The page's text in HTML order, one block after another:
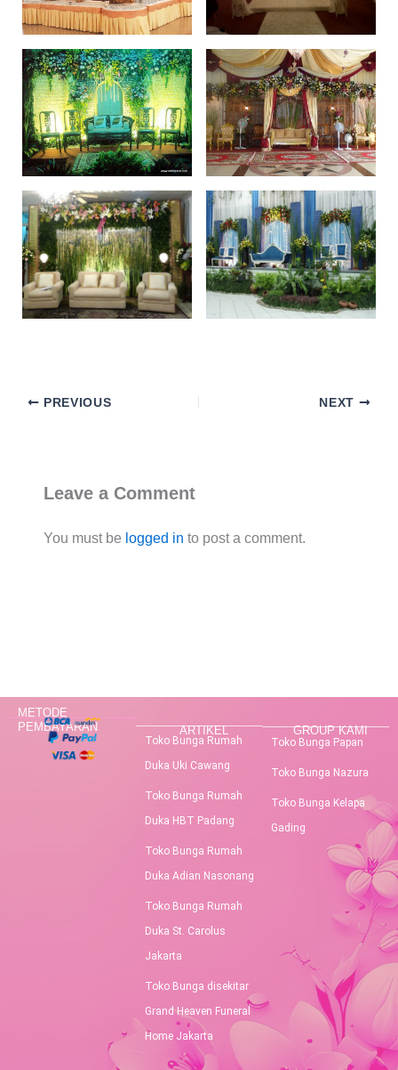
PREVIOUS NEXT
Leave a Comment
You must be logged in to post a comment.
METODE
PEMBAYARAN
ARTIKEL
Toko Bunga Rumah
Duka Uki Cawang
Toko Bunga Rumah
Duka HBT Padang
Toko Bunga Rumah
Duka Adian Nasonang
Toko Bunga Rumah
Duka St. Carolus
Jakarta
Toko Bunga disekitar
Grand Heaven Funeral
Home Jakarta
GROUP KAMI
Toko Bunga Papan
Toko Bunga Nazura
Toko Bunga Kelapa
Gading